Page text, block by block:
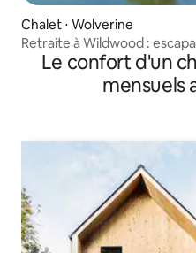
Chalet ⋅ Wolverine
Retraite à Wildwood :
Le confort d'un
mensuels